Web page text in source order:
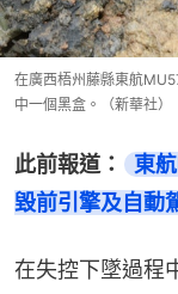
在廣西梧州藤縣東航
中一個黑盒。（新華社）
此前報道：
東
毀前引擎及自動
在失控下墜過程